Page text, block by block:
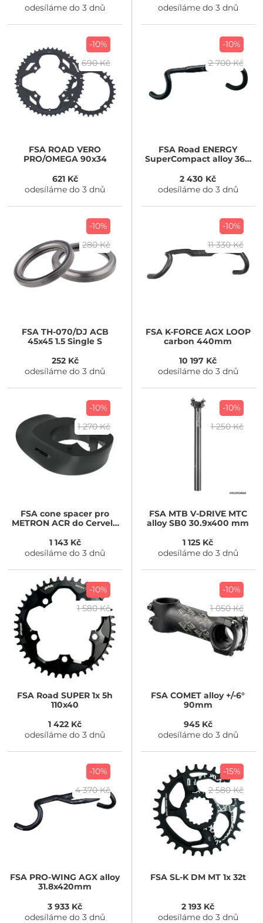
odesíláme do 3 dnů
odesíláme do 3 dnů
-10%
690 Kč
FSA ROAD VERO
PRO/OMEGA 90x34
621 Kč
odesíláme do 3 dnů
-10%
2 700 Kč
FSA Road ENERGY
SuperCompact alloy 360
2 430 Kč
odesíláme do 3 dnů
-10%
280 Kč
FSATH-070/DJ ACB
45x45 1.5 Single S
252 Kč
odesíláme do 3 dnů
-10%
11 330 Kč
FSAK-FORCE AGX LOOP
carbon 440mm
10 197 Kč
odesíláme do 3 dnů
-10%
1 270 Kč
FSA cone spacer pro
METRON ACR do Cervelo
1 143 Kč
odesíláme do 3 dnů
-10%
1 250 Kč
FSAMTB V-DRIVE MTC
alloy SB0 30.9x400 mm
1 125 Kč
odesíláme do 3 dnů
-10%
1 580 Kč
FSA Road SUPER 1x 5h
110x40
1 422 Kč
odesíláme do 3 dnů
-10%
1 050 Kč
FSA COMET alloy +/-6°
90mm
945 Kč
odesíláme do 3 dnů
-10%
4 370 Kč
FSA PRO-WING AGX alloy
31.8x420mm
3 933 Kč
odesíláme do 3 dnů
-15%
2 580 Kč
FSASL-K DM MT 1x 32t
2 193 Kč
odesíláme do 3 dnů